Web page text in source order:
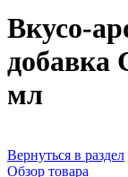
Вкусо-
добавка
мл
Вернуться в раздел
Обзор товара